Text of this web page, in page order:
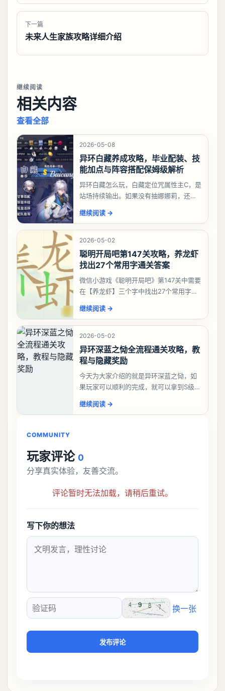
下一篇
未来人生家族攻略详细介绍
继续阅读
相关内容
查看全部
2026-05-08
异环白藏养成攻略，毕业配装、技
能加点与阵容搭配保姆级解析
异环白藏怎么玩，白藏定位咒属性主C，是
站场持续输出。如果没有抽娜娜莉，还没
有娜娜莉缺另外一个二队C想打深渊也可以
考虑养个白藏
继续阅读 →
2026-05-02
聪明开局吧第147关攻略，养龙虾
找出27个常用字通关答案
微信小游戏《聪明开局吧》第147关中需要
在【养龙虾】三个字中找出27个常用字，
大、夫、夰、巾、中、虫、下、虾、卜、
囗、吓、卟、
继续阅读 →
2026-05-02
异环深蓝之恸全流程通关攻略，教
程与隐藏奖励
今天为大家介绍的就是异环深蓝之恸，如
果玩家可以顺利的完成，就可以拿到S级弧
比较高的，对于那些新手玩家并不建议直
继续阅读 →
COMMUNITY
玩家评论 0
分享真实体验，友善交流。
评论暂时无法加载，请稍后重试。
写下你的想法
验证码
换一张
发布评论